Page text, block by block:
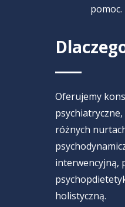
pomoc.
Oferujemy
różnych
interwencyjną,
holistyczną.